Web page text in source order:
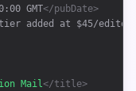
GMT</pubDate>
tier added at $45/
Mail</title>